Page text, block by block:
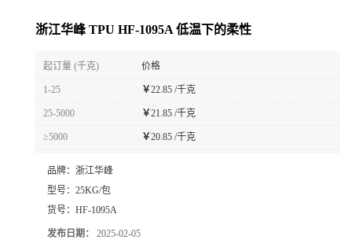
浙江华峰 TPU HF-1095A 低温下的柔性
起订量 (千克) 价格
1-25 ￥22.85 /千克
25-5000 ￥21.85 /千克
≥5000 ￥20.85 /千克
品牌： 浙江华峰
型号： 25KG/包
货号： HF-1095A
发布日期： 2025-02-05